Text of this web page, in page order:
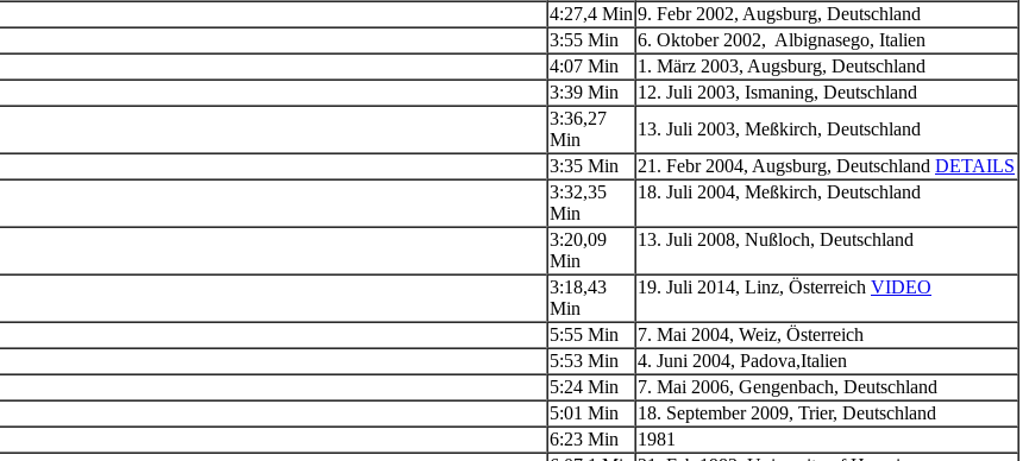
4:27,4 Min 9. Febr 2002, Augsburg, Deutschland
3:55 Min
6. Oktober 2002, Albignasego, Italien
4:07 Min
1. März 2003, Augsburg, Deutschland
3:39 Min
12. Juli 2003, Ismaning, Deutschland
3:36,27
Min
13. Juli 2003, Meßkirch, Deutschland
3:35 Min 21. Febr 2004, Augsburg, Deutschland DETAILS
3:32,35
Min
18. Juli 2004, Meßkirch, Deutschland
3:20,09
Min
13. Juli 2008, Nußloch, Deutschland
3:18,43
Min
19. Juli 2014, Linz, Österreich VIDEO
5:55 Min
7. Mai 2004, Weiz, Österreich
5:53 Min
4. Juni 2004, Padova,Italien
5:24 Min
7. Mai 2006, Gengenbach, Deutschland
5:01 Min
18. September 2009, Trier, Deutschland
6:23 Min
1981